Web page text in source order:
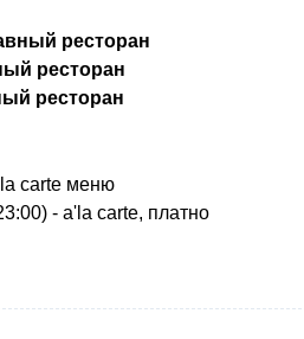
ресторан
ресторан
ресторан
carte меню
- a'la carte, платно